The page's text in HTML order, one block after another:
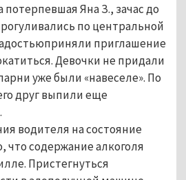
Яна З., зачас до
по центральной
приглашение
Девочки не придали
уже были «навеселе». По
друг выпили еще
водителя на состояние
что содержание алкоголя
Пристегнуться